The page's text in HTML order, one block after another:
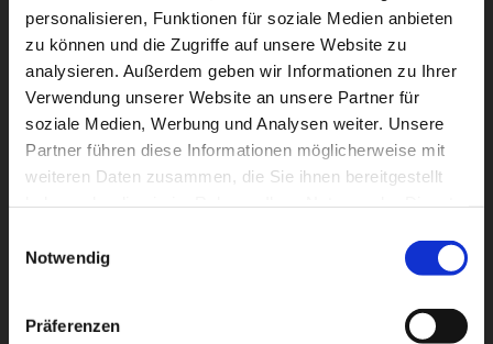
personalisieren, Funktionen für soziale Medien anbieten
zu können und die Zugriffe auf unsere Website zu
analysieren. Außerdem geben wir Informationen zu Ihrer
Verwendung unserer Website an unsere Partner für
soziale Medien, Werbung und Analysen weiter. Unsere
Partner führen diese Informationen möglicherweise mit
weiteren Daten zusammen, die Sie ihnen bereitgestellt
Notwendig
Präferenzen
Dies könnte Sie auch